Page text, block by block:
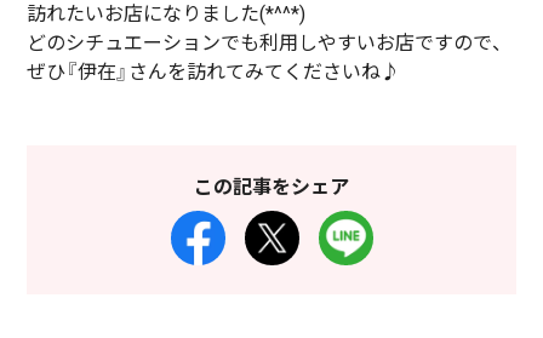
訪れたいお店になりました(*^^*)
どのシチュエーションでも利用しやすいお店ですので、
ぜひ『伊在』さんを訪れてみてくださいね♪
この記事をシェア